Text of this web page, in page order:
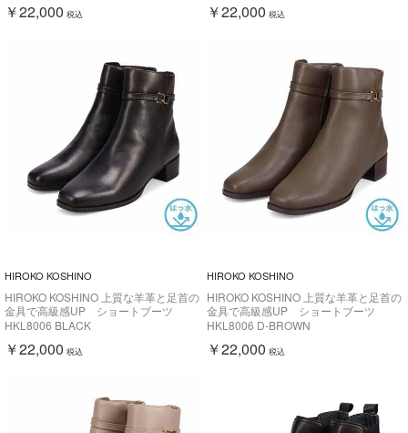
￥22,000 税込 ￥22,000 税込
HIROKO KOSHINO
HIROKO KOSHINO 上質な羊革と足首の
金具で高級感UP ショートブーツ
HKL8006
HKL8006 BLACK
￥22,000 税込
HIROKO KOSHINO
HIROKO KOSHINO 上質な羊革と足首の
金具で高級感UP ショートブーツ
HKL8006
HKL8006 D-BROWN
￥22,000 税込